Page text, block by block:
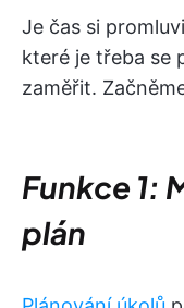
Je čas si
které je třeba se
zaměřit.
Funkce 1:
plán